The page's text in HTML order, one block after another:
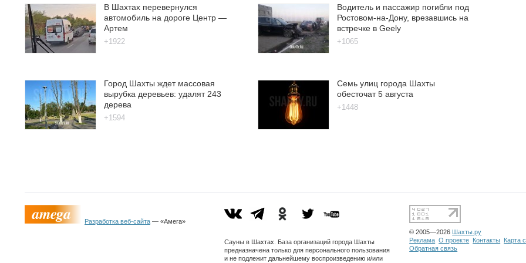
В Шахтах перевернулся
автомобиль на дороге Центр —
Артем
+1922
Водитель и пассажир погибли под
Ростовом-на-Дону, врезавшись на
встречке в Geely
+1065
Город Шахты ждет массовая
вырубка деревьев: удалят 243
дерева
+1594
Семь улиц города Шахты
обесточат 5 августа
+1448
Разработка веб-сайта — «Амега»
Сауны в Шахтах. База организаций города Шахты
предназначена только для персонального пользования
и не подлежит дальнейшему воспроизведению и/или
© 2005—2026 Шахты.ру
Реклама О проекте Контакты Карта
Обратная связь